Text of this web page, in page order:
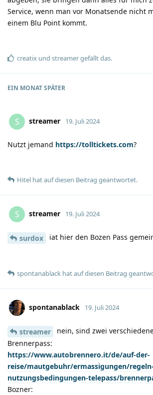
Service, wenn man vor Monatsende nicht
einem Blu Point kommt.
creatix und streamergefällt das.
EIN MONATSPÄTER
S streamer 19. Juli 2024
Nutzt jemand https://tolltickets.com?
Hitel hatauf diesen Beitrag geantwortet.
S streamer 19. Juli 2024
surdox iat hier den Bozen Pass
spontanablack hatauf diesen Beitrag
spontanablack 19. Juli 2024
streamer
nein, sind zwei
Brennerpass:
https://www.autobrennero.it/de/auf-der-
reise/mautgebuhr/ermassigungen/
nutzungsbedingungen-telepass/
Bozner: